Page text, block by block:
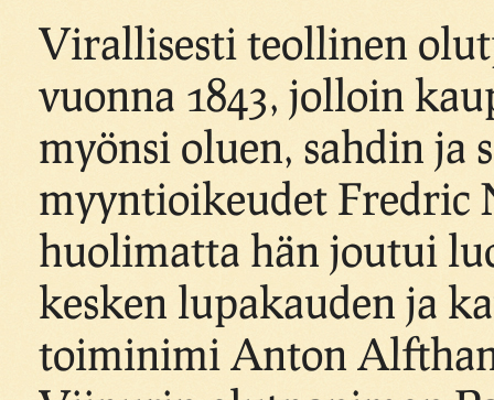
Virallisesti teollinen
vuonna 1843, jolloin
myönsi oluen, sahdin ja
myyntioikeudet Fredric
huolimatta hän joutui
kesken lupakauden ja
toiminimi Anton